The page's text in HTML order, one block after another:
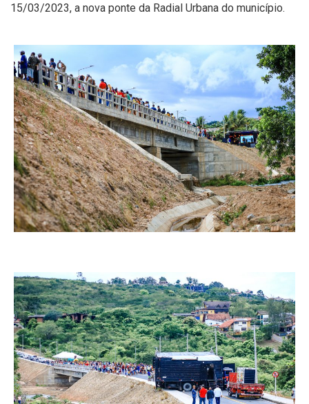
15/03/2023, a nova ponte da Radial Urbana do município.